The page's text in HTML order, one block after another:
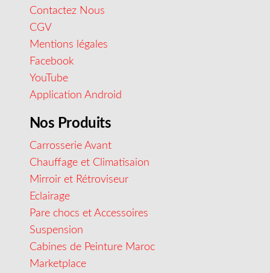
Contactez Nous
CGV
Mentions légales
Facebook
YouTube
Application Android
Nos Produits
Carrosserie Avant
Chauffage et Climatisaion
Mirroir et Rétroviseur
Eclairage
Pare chocs et Accessoires
Suspension
Cabines de Peinture Maroc
Marketplace